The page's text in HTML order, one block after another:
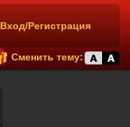
Вход/Регистрация
Сменить тему: